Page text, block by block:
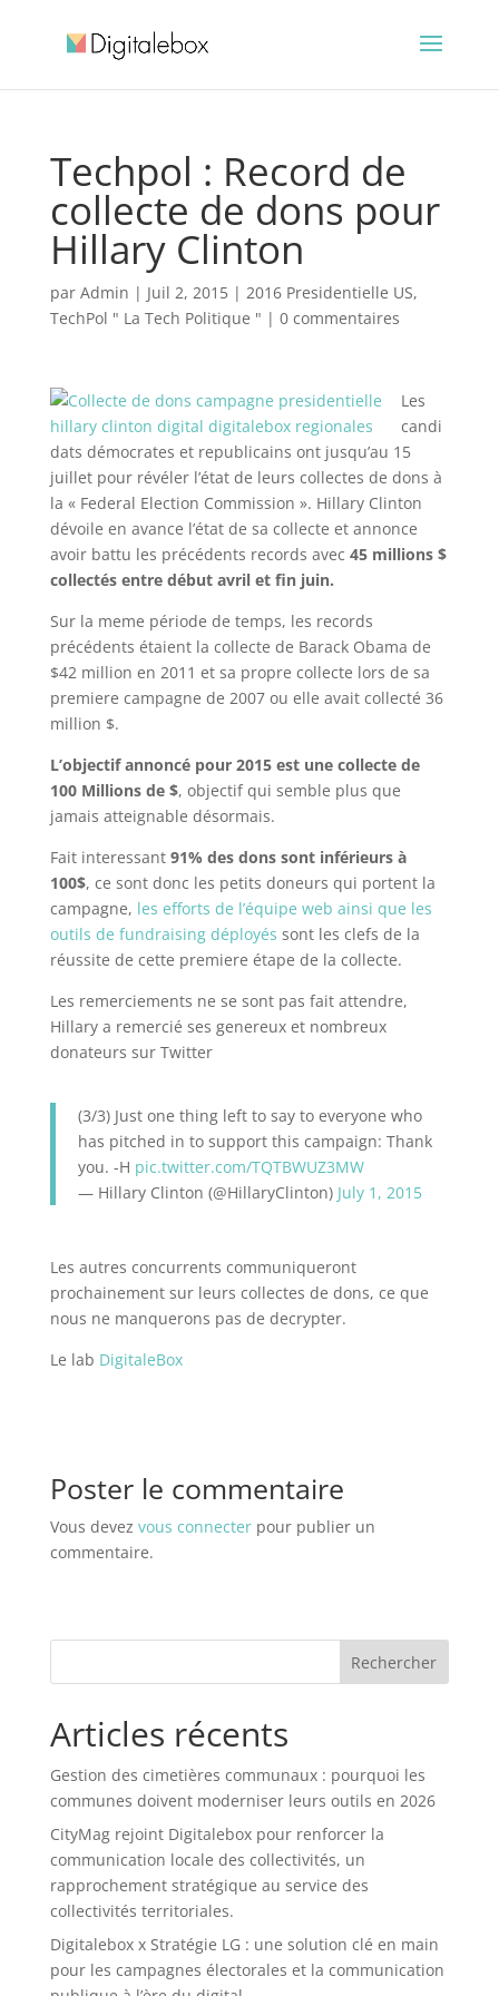
Techpol : Record de
collecte de dons pour
Hillary Clinton
par Admin | Juil 2, 2015| 2016 Presidentielle US,
TechPol " La Tech Politique " | 0 commentaires
Les
candi
dats démocrates et republicains ont jusqu’au 15
juillet pour révéler l’état de leurs collectes de dons à
la « Federal Election Commission ». Hillary Clinton
dévoile en avance l’état de sa collecte et annonce
avoir battu les précédents records avec 45 millions $
collectés entre début avril et fin juin.
Sur la meme période de temps, les records
précédents étaient la collecte de Barack Obama de
$42 million en 2011 et sa propre collecte lors de sa
premiere campagne de 2007 ou elle avait collecté 36
million $.
L’objectif annoncé pour 2015 est une collecte de
100 Millions de $, objectif qui semble plus que
jamais atteignable désormais.
Fait interessant 91% des dons sont inférieurs à
100$, ce sont donc les petits doneurs qui portent la
campagne, les efforts de l’équipe web ainsi que les
outils de fundraising déployés sont les clefs de la
réussite de cette premiere étape de la collecte.
Les remerciements ne se sont pas fait attendre,
Hillary a remercié ses genereux et nombreux
donateurs sur Twitter
(3/3) Just one thing left to say to everyone who
has pitched in to support this campaign: Thank
you. -H pic.twitter.com/TQTBWUZ3MW
— Hillary Clinton (@HillaryClinton) July 1, 2015
Les autres concurrents communiqueront
prochainement sur leurs collectes de dons, ce que
nous ne manquerons pas de decrypter.
Le lab DigitaleBox
Poster le commentaire
Vous devez vous connecterpour publier un
commentaire.
Rechercher
Articles récents
Gestion des cimetières communaux : pourquoi les
communes doivent moderniser leurs outils en 2026
CityMag rejoint Digitalebox pour renforcer la
communication locale des collectivités, un
rapprochement stratégique au service des
collectivités territoriales.
Digitalebox x Stratégie LG : une solution clé en main
pour les campagnes électorales et la communication